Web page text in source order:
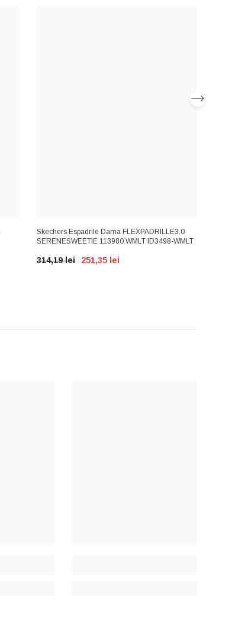
Skechers Espadrile Dama FLEXPADRILLE3.0
SERENESWEETIE 113980 WMLT ID3498-WMLT
314,19 lei 251,35 lei